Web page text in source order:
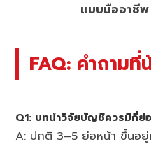
แบบมืออาชีพ
FAQ: คำถาม
Q1: บทนำวิจัยบัญชีควรมีกี่ย่
A: ปกติ 3–5 ย่อหน้า ขึ้นอยู่